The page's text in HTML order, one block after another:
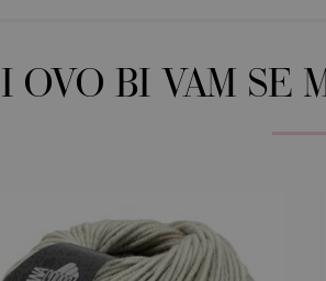
I OVO BI VAM SE